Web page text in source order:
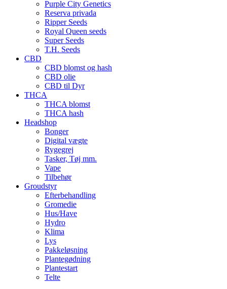
Purple City Genetics
Reserva privada
Ripper Seeds
Royal Queen seeds
Super Seeds
T.H. Seeds
CBD
CBD blomst og hash
CBD olie
CBD til Dyr
THCA
THCA blomst
THCA hash
Headshop
Bonger
Digital vægte
Rygegrej
Tasker, Tøj mm.
Vape
Tilbehør
Groudstyr
Efterbehandling
Gromedie
Hus/Have
Hydro
Klima
Lys
Pakkeløsning
Plantegødning
Plantestart
Telte